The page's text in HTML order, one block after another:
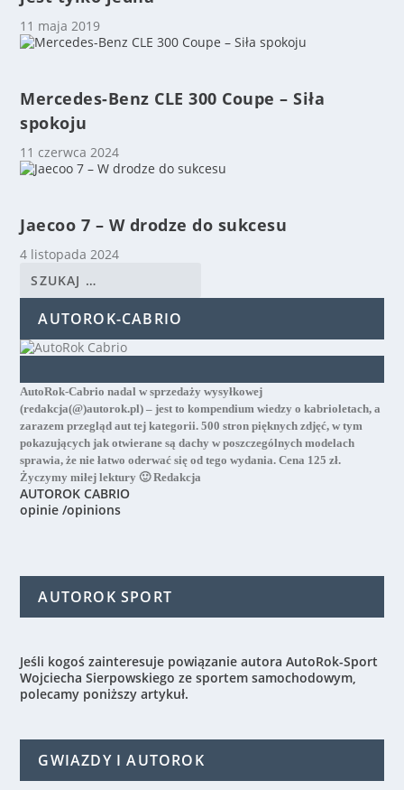
11 maja 2019
Mercedes-Benz CLE 300 Coupe – Siła
spokoju
11 czerwca 2024
Jaecoo 7 – W drodze do sukcesu
4 listopada 2024
AUTOROK-CABRIO
AutoRok-Cabrio nadal w sprzedaży wysyłkowej
(redakcja(@)autorok.pl) – jest to kompendium wiedzy o kabrioletach, a
zarazem przegląd aut tej kategorii. 500 stron pięknych zdjęć, w tym
pokazujących jak otwierane są dachy w poszczególnych modelach
sprawia, że nie łatwo oderwać się od tego wydania. Cena 125 zł.
Życzymy miłej lektury 🙂 Redakcja
AUTOROK CABRIO
opinie /opinions
AUTOROK SPORT
Jeśli kogoś zainteresuje powiązanie autora AutoRok-Sport
Wojciecha Sierpowskiego ze sportem samochodowym,
polecamy poniższy artykuł.
GWIAZDY I AUTOROK